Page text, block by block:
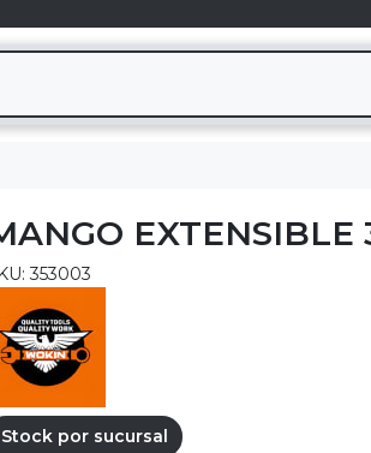
353003
Stock por sucursal